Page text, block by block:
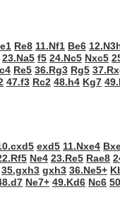
Re8 11.Nf1 Be6
23.Na5 f5 24.Nc5 Nxc5
Re5 36.Rg3 Rg5
47.f3 Rc2 48.h4 Kg7
exd5 11.Nxe4
Ne4 23.Re5 Rae8
35.gxh3 gxh3 36.Ne5+
Ne7+ 49.Kd6 Nc6